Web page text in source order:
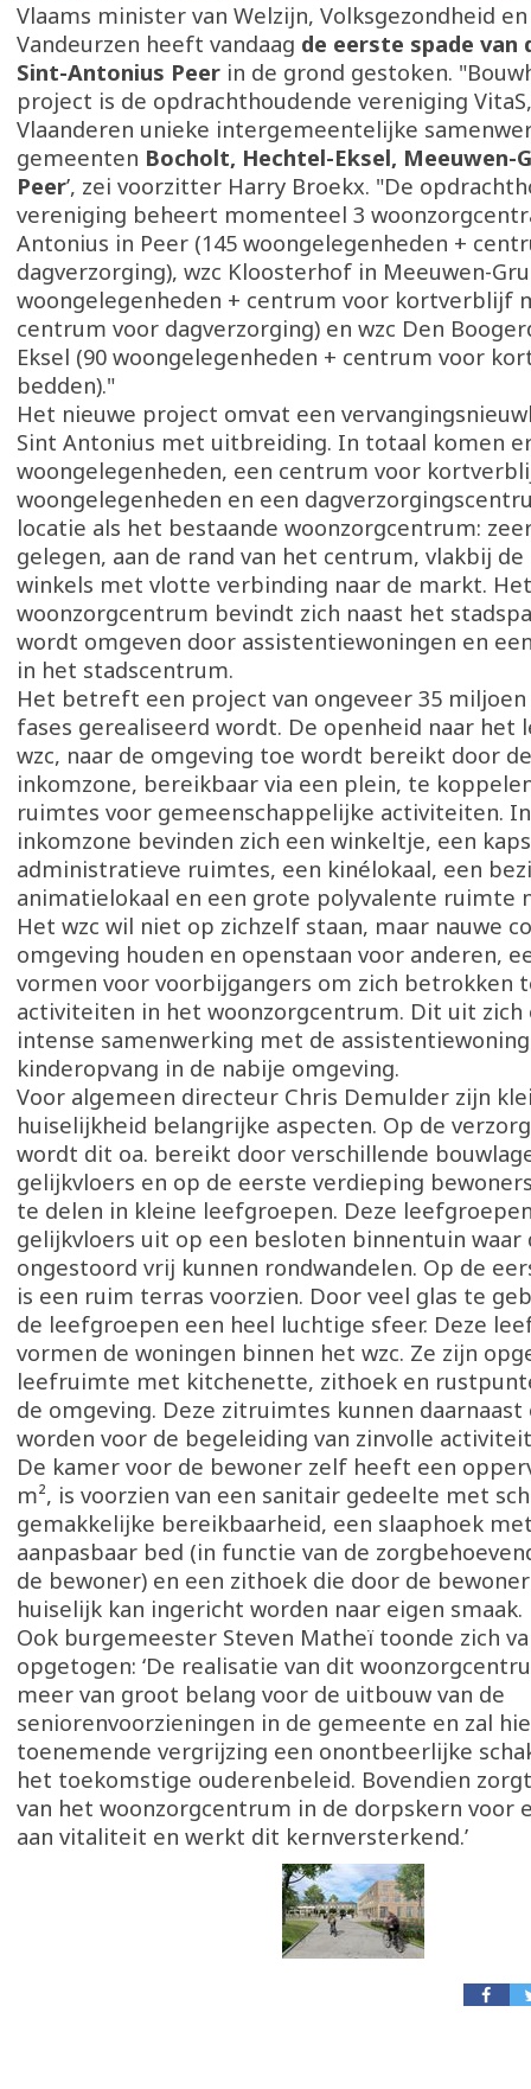
Vlaams minister van Welzijn, Volksgezondheid en
Vandeurzen heeft vandaag de eerste spade van
Sint-Antonius Peer in de grond gestoken.
project is de opdrachthoudende vereniging
Vlaanderen unieke intergemeentelijke
gemeenten Bocholt, Hechtel-Eksel, Meeuwen-
Peer’, zei voorzitter Harry Broekx. "De
vereniging beheert momenteel 3
Antonius in Peer (145 woongelegenheden +
dagverzorging), wzc Kloosterhof in Meeuwen-
woongelegenheden + centrum voor kortverblijf
centrum voor dagverzorging) en wzc Den
Eksel (90 woongelegenheden + centrum voor
bedden)."
Het nieuwe project omvat een
Sint Antonius met uitbreiding. In totaal komen
woongelegenheden, een centrum voor
woongelegenheden en een
locatie als het bestaande woonzorgcentrum:
gelegen, aan de rand van het centrum, vlakbij
winkels met vlotte verbinding naar de markt. Het
woonzorgcentrum bevindt zich naast het
wordt omgeven door assistentiewoningen en
in het stadscentrum.
Het betreft een project van ongeveer 35
fases gerealiseerd wordt. De openheid naar het
wzc, naar de omgeving toe wordt bereikt door
inkomzone, bereikbaar via een plein, te
ruimtes voor gemeenschappelijke activiteiten.
inkomzone bevinden zich een winkeltje, een
administratieve ruimtes, een kinélokaal, een
animatielokaal en een grote polyvalente ruimte
Het wzc wil niet op zichzelf staan, maar nauwe
omgeving houden en openstaan voor anderen,
vormen voor voorbijgangers om zich betrokken
activiteiten in het woonzorgcentrum. Dit uit zich
intense samenwerking met de
kinderopvang in de nabije omgeving.
Voor algemeen directeur Chris Demulder zijn
huiselijkheid belangrijke aspecten. Op de
wordt dit oa. bereikt door verschillende
gelijkvloers en op de eerste verdieping
te delen in kleine leefgroepen. Deze
gelijkvloers uit op een besloten binnentuin waar
ongestoord vrij kunnen rondwandelen. Op de
is een ruim terras voorzien. Door veel glas te
de leefgroepen een heel luchtige sfeer. Deze
vormen de woningen binnen het wzc. Ze zijn
leefruimte met kitchenette, zithoek en
de omgeving. Deze zitruimtes kunnen
worden voor de begeleiding van zinvolle
De kamer voor de bewoner zelf heeft een
m², is voorzien van een sanitair gedeelte met
gemakkelijke bereikbaarheid, een slaaphoek
aanpasbaar bed (in functie van de
de bewoner) en een zithoek die door de
huiselijk kan ingericht worden naar eigen smaak.
Ook burgemeester Steven Matheï toonde zich
opgetogen: ‘De realisatie van dit
meer van groot belang voor de uitbouw van de
seniorenvoorzieningen in de gemeente en zal
toenemende vergrijzing een onontbeerlijke
het toekomstige ouderenbeleid. Bovendien
van het woonzorgcentrum in de dorpskern voor
aan vitaliteit en werkt dit kernversterkend.’